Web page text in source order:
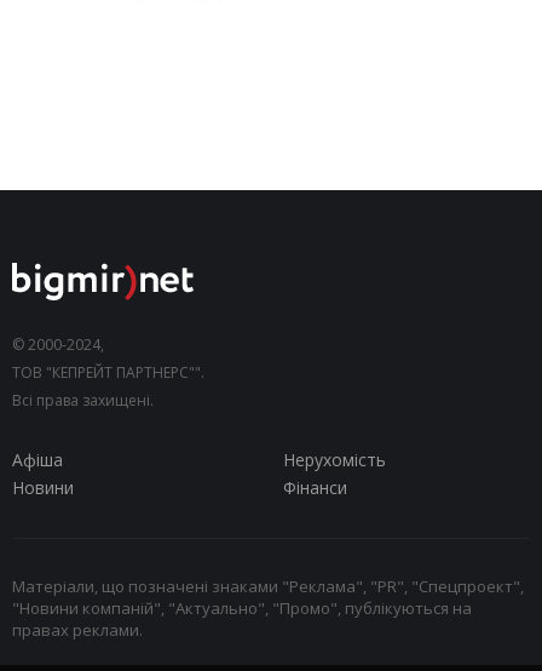
© 2000-2024,
ТОВ "КЕПРЕЙТ ПАРТНЕРС"".
Всі права захищені.
Афіша
Нерухомість
Новини
Фінанси
Матеріали, що позначені знаками "Реклама", "PR", "Спецпроект",
"Новини компаній", "Актуально", "Промо", публікуються на
правах реклами.